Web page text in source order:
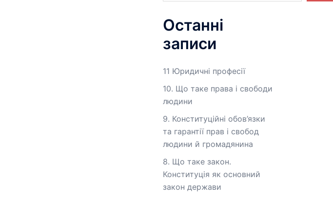
Останні
записи
11 Юридичні професії
10. Що таке права і свободи
людини
9. Конституційні обов’язки
та гарантії прав і свобод
людини й громадянина
8. Що таке закон.
Конституція як основний
закон держави